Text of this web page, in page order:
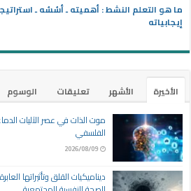
ما هو التعلم النشط : أهميته ـ أسُسُه ـ
إيجابياته
الأخيرة الأشهر تعليقات
الوسوم
موت الذات في عصر الآليات
الفلسفي
2026/08/09
ديناميكيات القلق وتأثيراتها